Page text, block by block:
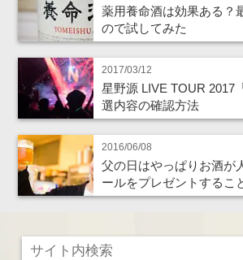
薬用養命酒は効果ある？
ので試してみた
2017/03/12
星野源 LIVE TOUR 2017
選内容の確認方法
2016/06/08
父の日はやっぱりお酒が
ールをプレゼントするこ